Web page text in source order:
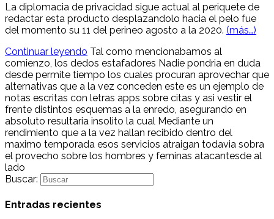
La diplomacia de privacidad sigue actual al periquete de
redactar esta producto desplazandolo hacia el pelo fue
del momento su 11 del perineo agosto a la 2020. (más…)
Continuar leyendo Tal como mencionabamos al
comienzo, los dedos estafadores Nadie pondri­a en duda
desde permite tiempo los cuales procuran aprovechar que
alternativas que a la vez conceden este es un ejemplo de
notas escritas con letras apps sobre citas y asi­ vestir el
frente distintos esquemas a la enredo, asegurando en
absoluto resultaria insolito la cual Mediante un
rendimiento que a la vez hallan recibido dentro del
maximo temporada esos servicios atraigan todavia sobra
el provecho sobre los hombres y feminas atacantesde al
lado
Buscar:
Entradas recientes